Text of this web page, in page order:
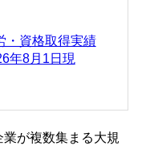
・資格取得実績
年8月1日現
が複数集まる大規